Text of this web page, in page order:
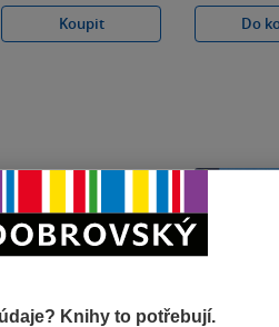
Koupit
Do
Knihy to potřebují.